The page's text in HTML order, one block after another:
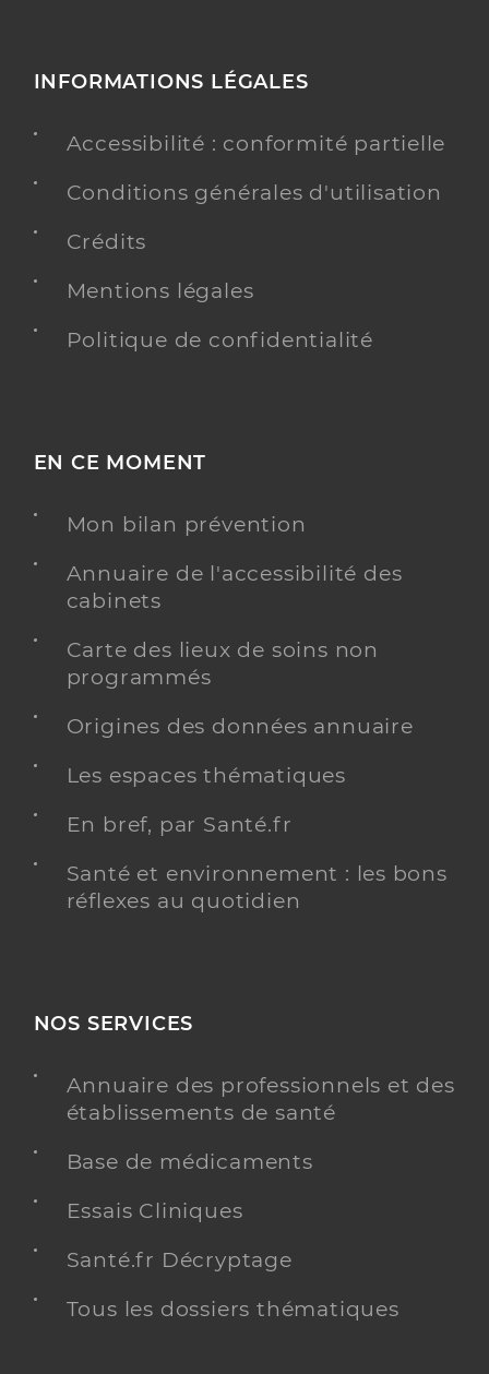
INFORMATIONS LÉGALES
Accessibilité : conformité partielle
Conditions générales d'utilisation
Crédits
Mentions légales
Politique de confidentialité
EN CE MOMENT
Mon bilan prévention
Annuaire de l'accessibilité des
cabinets
Carte des lieux de soins non
programmés
Origines des données annuaire
Les espaces thématiques
En bref, par Santé.fr
Santé et environnement : les bons
réflexes au quotidien
NOS SERVICES
Annuaire des professionnels et des
établissements de santé
Base de médicaments
Essais Cliniques
Santé.fr Décryptage
Tous les dossiers thématiques